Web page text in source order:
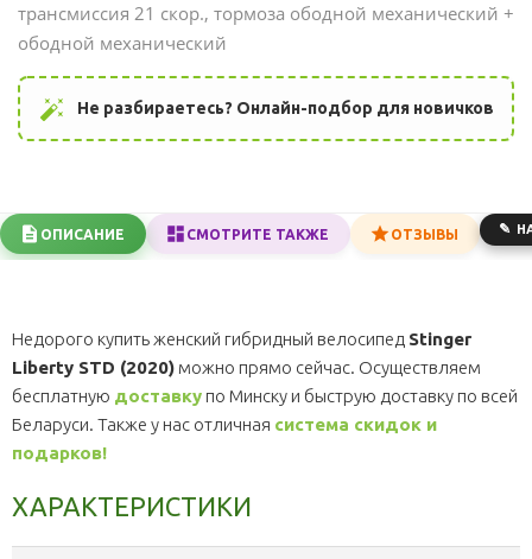
трансмиссия 21 скор., тормоза ободной механический +
ободной механический
auto_fix_high Не разбираетесь? Онлайн-подбор для новичков
ОПИСАНИЕ СМОТРИТЕ ТАКЖЕ ОТЗЫВЫ
Недорого купить женский гибридный велосипед Stinger
Liberty STD (2020) можно прямо сейчас. Осуществляем
бесплатную доставку по Минску и быструю доставку по всей
Беларуси. Также у нас отличная система скидок и
подарков!
ХАРАКТЕРИСТИКИ